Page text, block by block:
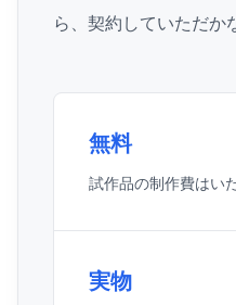
ら、契約していただか
無料
試作品の制作費はい
実物